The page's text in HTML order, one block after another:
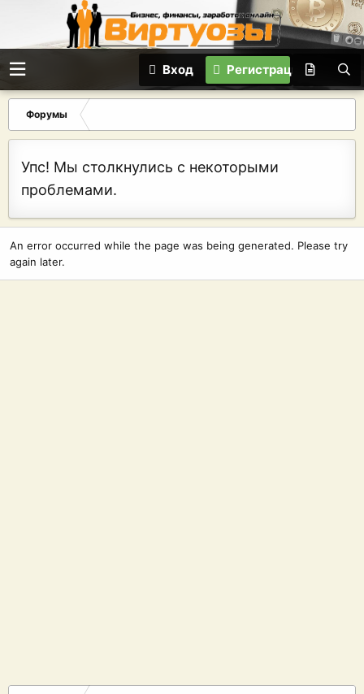
Вход Регистрация
Форумы
Упс! Мы столкнулись с некоторыми
проблемами.
An error occurred while the page was being generated. Please try
again later.